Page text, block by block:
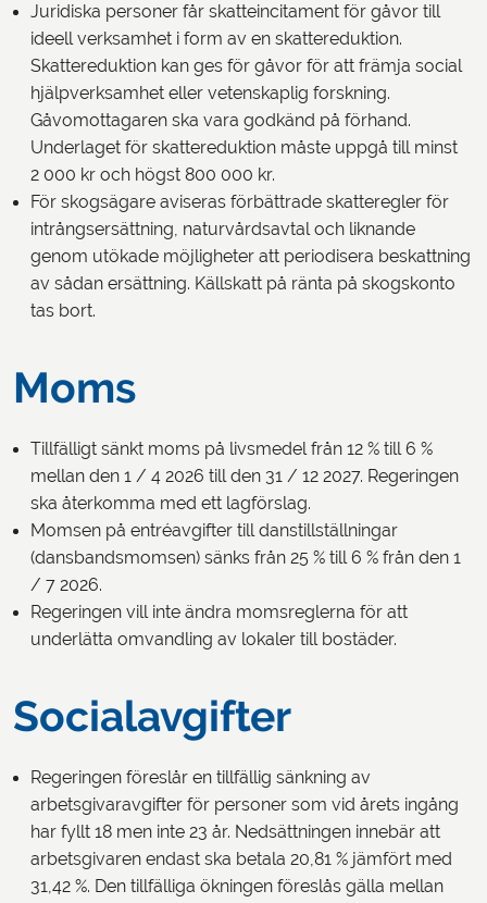
Juridiska personer får skatteincitament för gåvor till
ideell verksamhet i form av en skattereduktion.
Skattereduktion kan ges för gåvor för att främja social
hjälpverksamhet eller vetenskaplig forskning.
Gåvomottagaren ska vara godkänd på förhand.
Underlaget för skattereduktion måste uppgå till minst
2 000 kr och högst 800 000 kr.
För skogsägare aviseras förbättrade skatteregler för
intrångsersättning, naturvårdsavtal och liknande
genom utökade möjligheter att periodisera beskattning
av sådan ersättning. Källskatt på ränta på skogskonto
tas bort.
Moms
Tillfälligt sänkt moms på livsmedel från 12 % till 6 %
mellan den 1 / 4 2026 till den 31 / 12 2027. Regeringen
ska återkomma med ett lagförslag.
Momsen på entréavgifter till danstillställningar
(dansbandsmomsen) sänks från 25 % till 6 % från den 1
/ 7 2026.
Regeringen vill inte ändra momsreglerna för att
underlätta omvandling av lokaler till bostäder.
Socialavgifter
Regeringen föreslår en tillfällig sänkning av
arbetsgivaravgifter för personer som vid årets ingång
har fyllt 18 men inte 23 år. Nedsättningen innebär att
arbetsgivaren endast ska betala 20,81 % jämfört med
31,42 %. Den tillfälliga ökningen föreslås gälla mellan